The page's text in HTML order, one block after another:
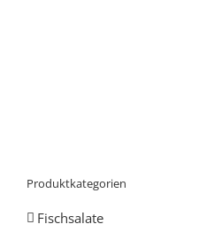
Produktkategorien
Fischsalate